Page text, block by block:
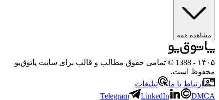
مشاهده همه
- 1388 © تمامی حقوق مطالب و قالب برای سایت پاتوق‌یو
است.
ارتباط با ما
تبلیغات
Telegram
LinkedIn